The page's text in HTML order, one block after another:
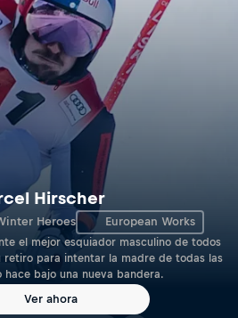
Hirscher
Heroes European Works
el mejor esquiador masculino de todos
retiro para intentar la madre de todas las
hace bajo una nueva bandera.
Ver ahora